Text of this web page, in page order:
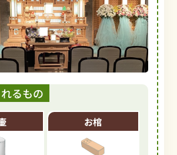
るもの
お棺